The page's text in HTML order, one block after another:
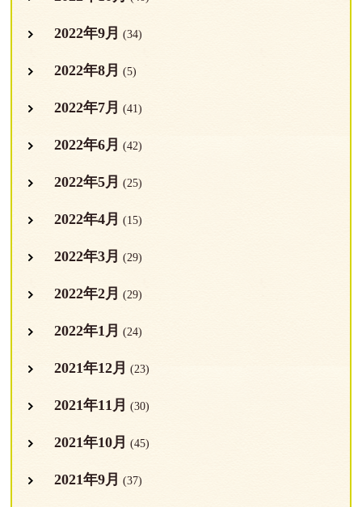
2022年9月 (34)
2022年8月 (5)
2022年7月 (41)
2022年6月 (42)
2022年5月 (25)
2022年4月 (15)
2022年3月 (29)
2022年2月 (29)
2022年1月 (24)
2021年12月 (23)
2021年11月 (30)
2021年10月 (45)
2021年9月 (37)